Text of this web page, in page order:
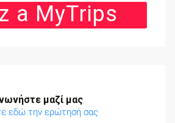
a MyTrips
μαζί μας
εδώ την ερώτησή σας